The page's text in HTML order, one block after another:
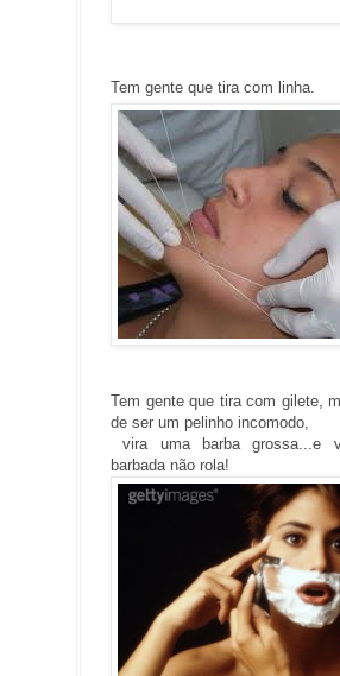
Tem gente que tira com linha.
Tem gente que tira com gilete,
de ser um pelinho incomodo,
vira uma barba grossa...e
barbada não rola!